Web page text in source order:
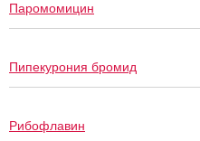
Паромомицин
Пипекурония бромид
Рибофлавин